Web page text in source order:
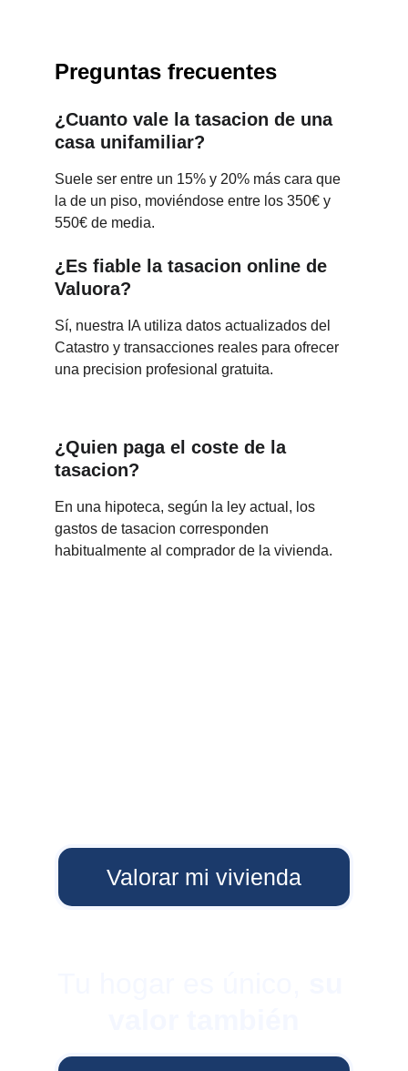
Preguntas frecuentes
¿Cuanto vale la tasacion de una
casa unifamiliar?
Suele ser entre un 15% y 20% más cara que
la de un piso, moviéndose entre los 350€ y
550€ de media.
¿Es fiable la tasacion online de
Valuora?
Sí, nuestra IA utiliza datos actualizados del
Catastro y transacciones reales para ofrecer
una precision profesional gratuita.
¿Quien paga el coste de la
tasacion?
En una hipoteca, según la ley actual, los
gastos de tasacion corresponden
habitualmente al comprador de la vivienda.
Valorar mi vivienda